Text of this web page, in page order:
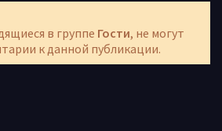
в группе Гости, не могут
к данной публикации.